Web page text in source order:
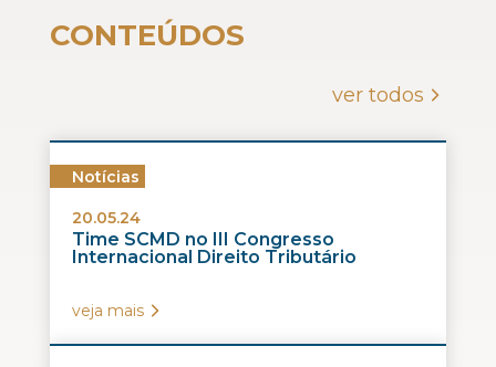
CONTEÚDOS
ver todos
Notícias
20.05.24
Time SCMD no III Congresso
Internacional Direito Tributário
veja mais